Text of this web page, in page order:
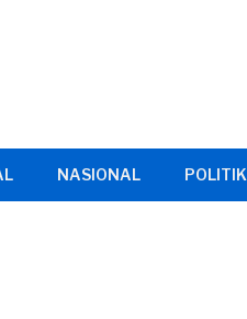
NASIONAL POLITIK